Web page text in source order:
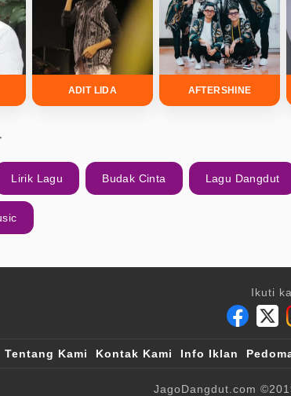
ADIT LIDA AFTERSHINE
Lirik Lagu Budak Cinta Lagu Dangdut
Ikuti
Tentang Kami Kontak Kami Info Iklan
JagoDangdut.com